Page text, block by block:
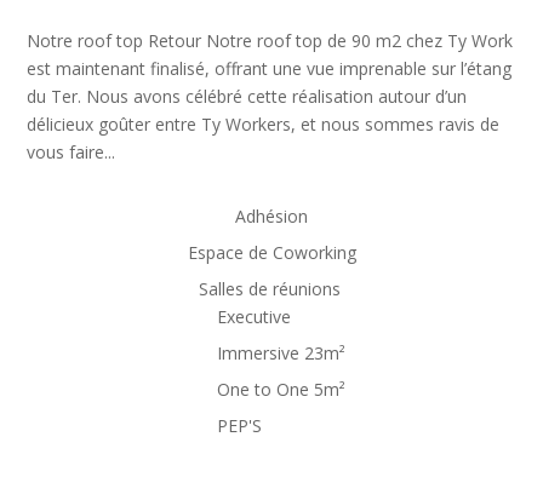
Notre roof top Retour Notre roof top de 90 m2 chez Ty Work
est maintenant finalisé, offrant une vue imprenable sur l’étang
du Ter. Nous avons célébré cette réalisation autour d’un
délicieux goûter entre Ty Workers, et nous sommes ravis de
vous faire...
Adhésion
Espace de Coworking
Salles de réunions
Executive
Immersive 23m²
One to One 5m²
PEP'S